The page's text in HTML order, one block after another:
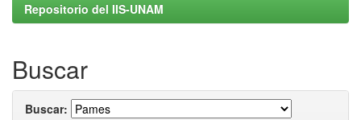
Repositorio del IIS-UNAM
Buscar
Buscar: